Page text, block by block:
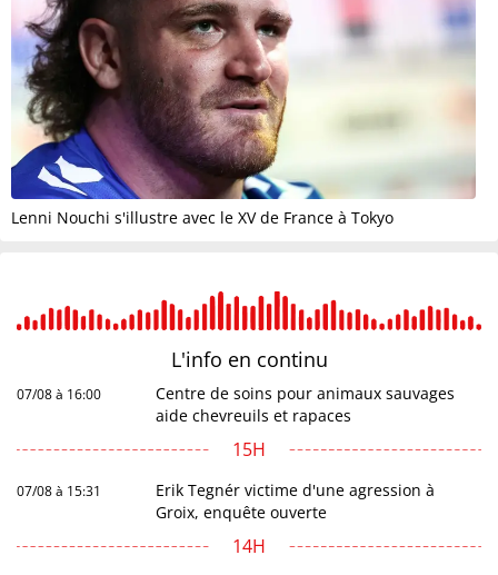
Lenni Nouchi s'illustre avec le XV de France à Tokyo
L'info en continu
07/08 à 16:00
Centre de soins pour animaux sauvages
aide chevreuils et rapaces
15H
07/08 à 15:31
Erik Tegnér victime d'une agression à
Groix, enquête ouverte
14H